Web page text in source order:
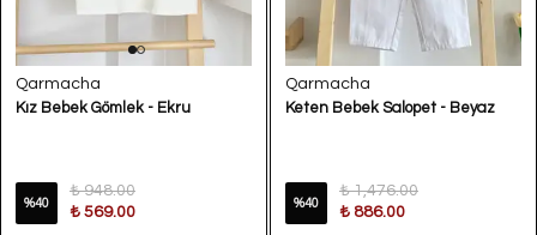
Qarmacha
Kız Bebek Gömlek - Ekru
%40
₺ 948.00
₺ 569.00
Qarmacha
Keten Bebek Salopet - Beyaz
%40
₺ 1,476.00
₺ 886.00